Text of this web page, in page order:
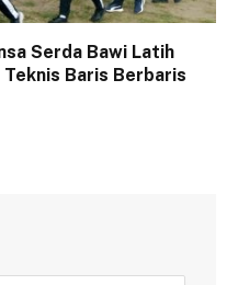
Serda Bawi Latih
Teknis Baris Berbaris